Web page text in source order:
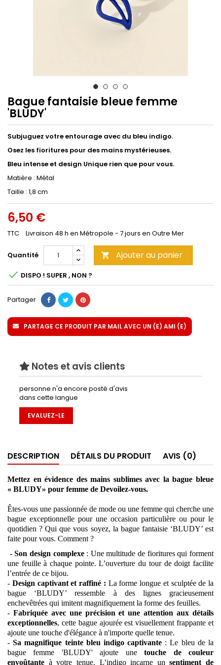
Bague fantaisie bleue femme
'BLUDY'
Subjuguez votre entourage avec du bleu indigo.
Osez les fioritures pour des mains mystérieuses.
Bleu intense et design Unique rien que pour vous.
Matière : Métal
Taille : 1,8 cm
6,50 €
TTC Livraison 48 h en Métropole - 7 jours en Outre Mer
Quantité  Ajouter au panier
 DISPO ! SUPER , NON ?
Partager
PARTAGE CE PRODUIT PAR MAIL AVEC UN (E) AMI (E)
Notes et avis clients
personne n'a encore posté d'avis
dans cette langue
EVALUEZ-LE
DESCRIPTION DÉTAILS DU PRODUIT AVIS (0)
Mettez en évidence des mains sublimes avec la bague bleue
« BLUDY» ​​pour femme de Devoilez-vous.
Êtes-vous une passionnée de mode ou une femme qui cherche une
bague exceptionnelle pour une occasion particulière ou pour le
quotidien ? Qui que vous soyez, la bague fantaisie ‘BLUDY’ est
faite pour vous. Comment ?
-Son design complexe : Une multitude de fioritures qui forment
une feuille à chaque pointe. L’ouverture du tour de doigt facilite
l’entrée de ce bijou.
- Design captivant et raffiné : La forme longue et sculptée de la
bague ‘BLUDY’ ressemble à des lignes gracieusement
enchevêtrées qui imitent magnifiquement la forme des feuilles.
- Fabriquée avec une précision et une attention aux détails
exceptionnelles, cette bague ajourée est visuellement frappante et
ajoute une touche d'élégance à n'importe quelle tenue.
-Sa magnifique teinte bleu indigo captivante : Le bleu de la
bague femme 'BLUDY' ajoute unetouche de couleur
envoûtante à votre tenue. L’indigo incarne unsentiment de